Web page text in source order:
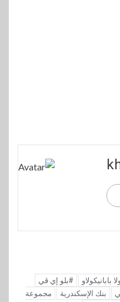
بابانيكولاو
#بلو إي ڤي
بنك الإسكندرية
مجموعة